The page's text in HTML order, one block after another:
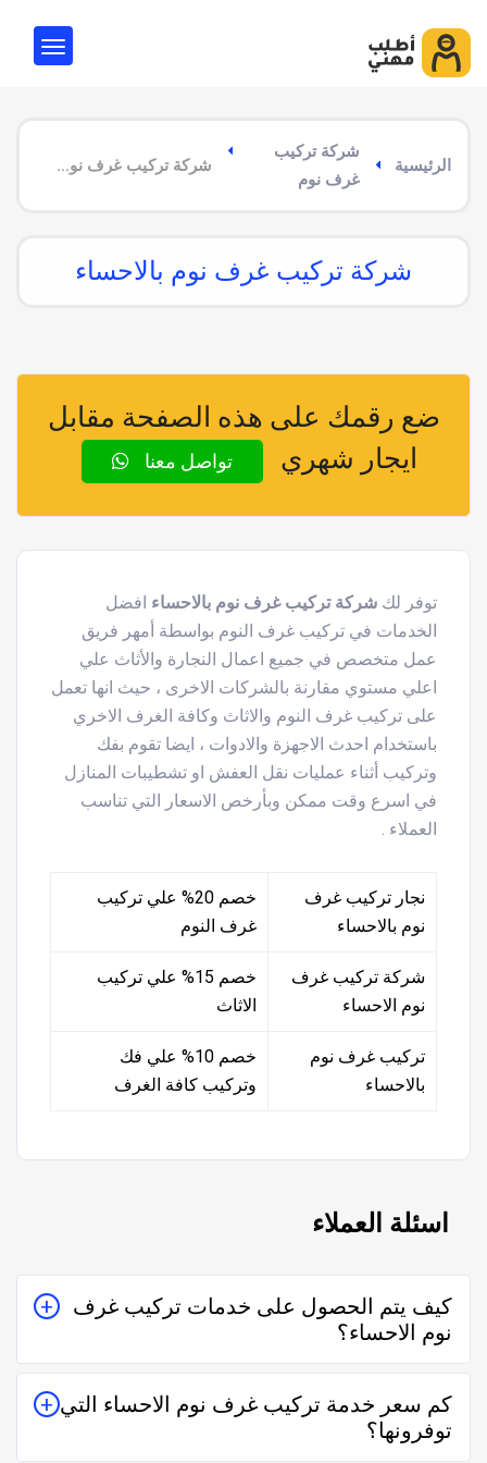
الرئيسية
شركة تركيب
غرف نوم
شركة تركيب غرف نوم بالاحساء
شركة تركيب غرف نوم بالاحساء
ضع رقمك على هذه الصفحة مقابل
ايجار شهري
تواصل معنا
توفر لك شركة تركيب غرف نوم بالاحساء افضل
الخدمات في تركيب غرف النوم بواسطة أمهر فريق
عمل متخصص في جميع اعمال النجارة والأثاث علي
اعلي مستوي مقارنة بالشركات الاخرى ، حيث انها تعمل
على تركيب غرف النوم والاثاث وكافة الغرف الاخري
باستخدام احدث الاجهزة والادوات ، ايضا تقوم بفك
وتركيب أثناء عمليات نقل العفش او تشطيبات المنازل
في اسرع وقت ممكن وبأرخص الاسعار التي تناسب
العملاء .
نجار تركيب غرف
نوم بالاحساء
خصم 20% علي تركيب
غرف النوم
شركة تركيب غرف
نوم الاحساء
خصم 15% علي تركيب
الاثاث
تركيب غرف نوم
بالاحساء
خصم 10% علي فك
وتركيب كافة الغرف
اسئلة العملاء
كيف يتم الحصول على خدمات تركيب غرف
نوم الاحساء؟
يتم الحصول على خدمات تركيب غرف نوم الاحساء من
خلال التواصل معه إما على الواتساب أو تليفونياً وطلب
الخدمة منه بعمل زيارة للمكان أو تقدير سعر الخدمة قبل
كم سعر خدمة تركيب غرف نوم الاحساء التي
توفرونها؟